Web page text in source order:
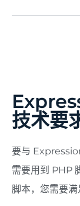
技术要
要与
需要用到 PHP
脚本，您需要满